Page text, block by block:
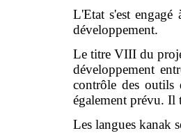
L'Etat s'est engagé
développement.
Le titre VIII du
développement
contrôle des outils
également prévu. Il
Les langues kanak